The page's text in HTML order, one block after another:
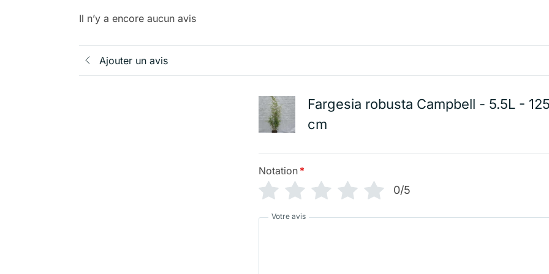
Il n’y a encore aucun avis
Ajouter un avis
Fargesia robusta Campbell - 5.5L -
cm
Notation *
0/5
Votre avis